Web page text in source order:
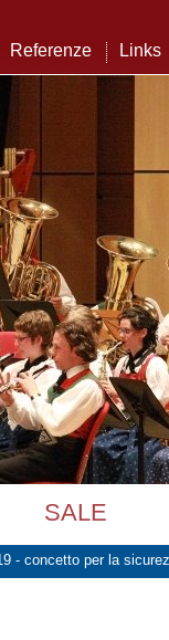
Referenze Links
SALE
- concetto per la